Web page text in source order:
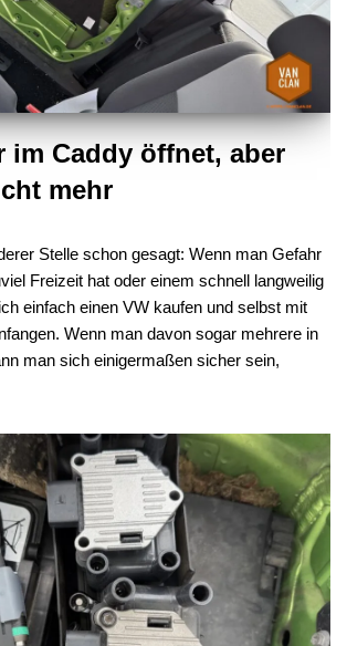
im Caddy öffnet, aber
mehr
Stelle schon gesagt: Wenn man Gefahr
Freizeit hat oder einem schnell langweilig
einfach einen VW kaufen und selbst mit
Wenn man davon sogar mehrere in
man sich einigermaßen sicher sein,